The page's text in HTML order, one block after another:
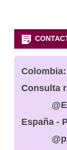
Colombia:
Consulta
España -